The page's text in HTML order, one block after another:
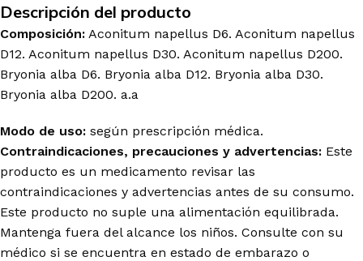
Descripción del producto
Composición: Aconitum napellus D6. Aconitum napellus
D12. Aconitum napellus D30. Aconitum napellus D200.
Bryonia alba D6. Bryonia alba D12. Bryonia alba D30.
Bryonia alba D200. a.a
Modo de uso: según prescripción médica.
Contraindicaciones, precauciones y advertencias: Este
producto es un medicamento revisar las
contraindicaciones y advertencias antes de su consumo.
Este producto no suple una alimentación equilibrada.
Mantenga fuera del alcance los niños. Consulte con su
médico si se encuentra en estado de embarazo o